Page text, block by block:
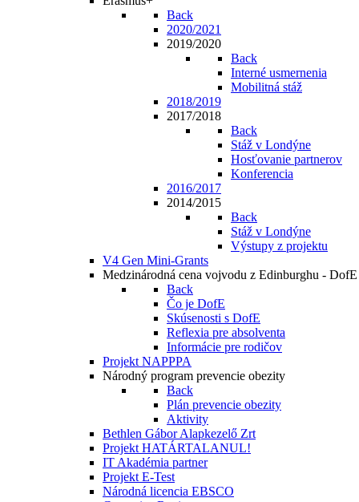
Back
2020/2021
2019/2020
Back
Interné usmernenia
Mobilitná stáž
2018/2019
2017/2018
Back
Stáž v Londýne
Hosťovanie partnerov
Konferencia
2016/2017
2014/2015
Back
Stáž v Londýne
Výstupy z projektu
V4 Gen Mini-Grants
Medzinárodná cena vojvodu z Edinburghu - DofE
Back
Čo je DofE
Skúsenosti s DofE
Reflexia pre absolventa
Informácie pre rodičov
Projekt NAPPPA
Národný program prevencie obezity
Back
Plán prevencie obezity
Aktivity
Bethlen Gábor Alapkezelő Zrt
Projekt HATÁRTALANUL!
IT Akadémia partner
Projekt E-Test
Národná licencia EBSCO